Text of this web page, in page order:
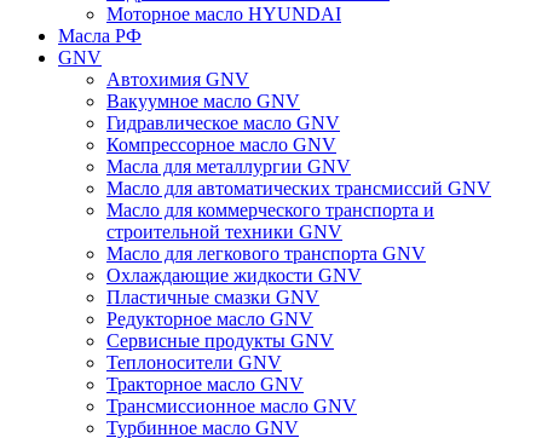
Моторное масло HYUNDAI
Масла РФ
GNV
Автохимия GNV
Вакуумное масло GNV
Гидравлическое масло GNV
Компрессорное масло GNV
Масла для металлургии GNV
Масло для автоматических трансмиссий GNV
Масло для коммерческого транспорта и
строительной техники GNV
Масло для легкового транспорта GNV
Охлаждающие жидкости GNV
Пластичные смазки GNV
Редукторное масло GNV
Сервисные продукты GNV
Теплоносители GNV
Тракторное масло GNV
Трансмиссионное масло GNV
Турбинное масло GNV